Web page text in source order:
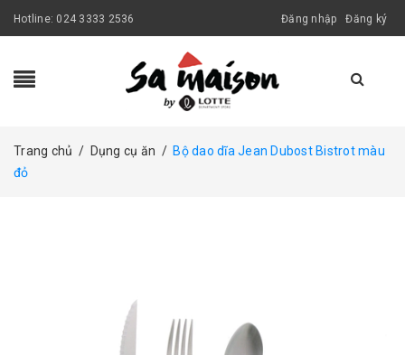
Hotline: 024 3333 2536 Đăng nhập Đăng ký
Trang chủ / Dụng cụ ăn / Bộ dao dĩa Jean Dubost Bistrot màu
đỏ